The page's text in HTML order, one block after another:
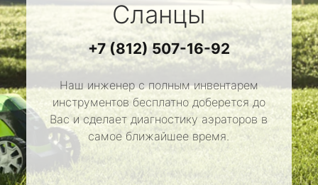
Сланцы
+7 (812) 507-16-92
Наш инженер с полным инвентарем
инструментов бесплатно доберется до
Вас и сделает диагностику аэраторов в
самое ближайшее время.